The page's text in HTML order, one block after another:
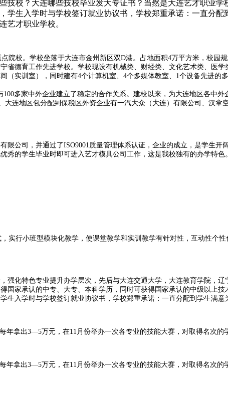
技校？大连哪些技校毕业发大专证书？当然是大连艺才职业
学生入学时与学校签订就业协议书，学校郑重承诺：一直分
艺才职业学校。
院校。学校坐落于大连市金州新区双D港。占地面积4万平方米，校园
省德育工作先进学校。学校现设有机械类、财经类、文化艺术类、医学
（实训室），同时建有4个计算机室、 4个多媒体教室、 1 个设备先进的
100多家中外企业建立了稳定的合作关系。建校以来，为大连地区各中
大连地区包分配到保税区外资企业有一汽大众（大连）有限公司、汉
限公司，并通过了ISO9001 质量管理体系认证，企业的成立，是学生开
的学生毕业时即可进入艺才模具公司工作，这是我校独有的办学特色。
实行小班型模块化教学，使课堂教学和实训教学有针对性，互动性个
强化特色专业提升办学层次，先后与大连交通大学，大连教育学院，
国家承认的中专、大专、本科学历，同时可获得国家承认的中级以上
入学时与学校签订就业协议书，学校郑重承诺：一直分配到学生满意
年拿出3—5万元，在11 月份举办一次各专业的技能大赛，对取得名次
年拿出3—5万元，在11 月份举办一次各专业的技能大赛，对取得名次